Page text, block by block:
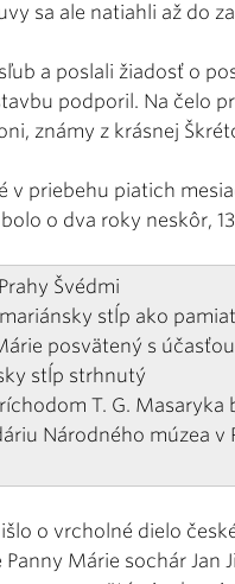
sa ale natiahli až do
a poslali žiadosť o
podporil. Na čelo
známy z krásnej
v priebehu piatich
o dva roky neskôr,
Švédmi
stĺp ako
posvätený s
stĺp strhnutý
T. G.
Národného múzea v
o vrcholné dielo
Márie sochár